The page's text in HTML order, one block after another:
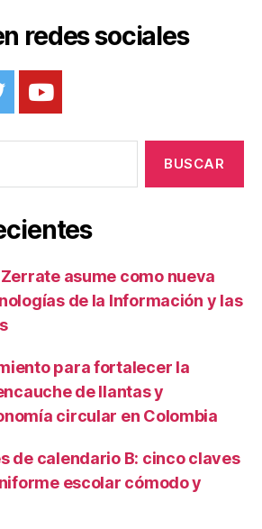
redes sociales
asume como nueva
de la Información y las
para fortalecer la
de llantas y
circular en Colombia
de calendario B: cinco claves
escolar cómodo y